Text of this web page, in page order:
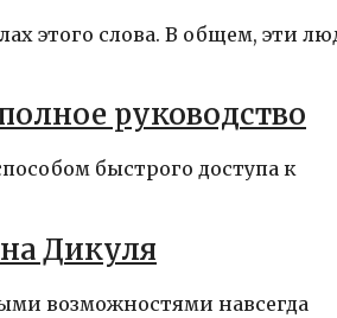
этого слова. В общем, эти
руководство
быстрого доступа к
Дикуля
возможностями навсегда